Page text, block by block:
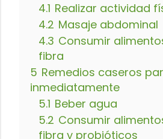
4.1 Realizar actividad
4.2 Masaje abdominal
4.3 Consumir
fibra
5 Remedios caseros
inmediatamente
5.1 Beber agua
5.2 Consumir
fibra y probióticos